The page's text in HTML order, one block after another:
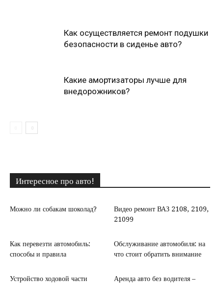
Как осуществляется ремонт подушки
безопасности в сиденье авто?
Какие амортизаторы лучше для
внедорожников?
Интересное про авто!
Можно ли собакам шоколад?
Видео ремонт ВАЗ 2108, 2109,
21099
Как перевезти автомобиль:
способы и правила
Обслуживание автомобиля: на
что стоит обратить внимание
Устройство ходовой части
Аренда авто без водителя –